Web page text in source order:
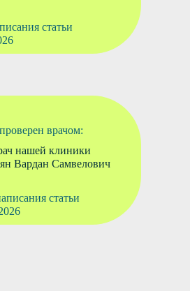
статьи
врачом:
нашей клиники
Вардан Самвелович
статьи